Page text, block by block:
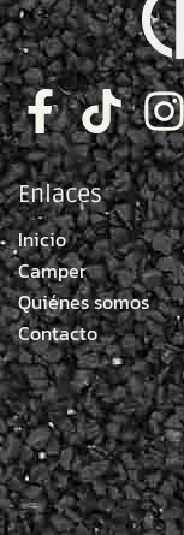
Enlaces
Inicio
Camper
Quiénes somos
Contacto